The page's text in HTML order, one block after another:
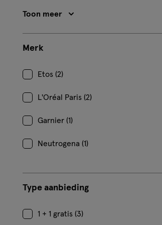
Toon meer
Merk
Etos (2)
L'Oréal Paris (2)
Garnier (1)
Neutrogena (1)
Type aanbieding
1 + 1 gratis (3)